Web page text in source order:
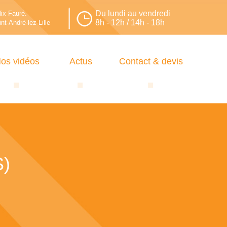
Fauré.
André-lez-Lille
Du lundi au vendredi
8h - 12h / 14h - 18h
vidéos Actus Contact & devis